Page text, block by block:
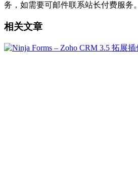
务，如需要可邮件联系站长付费服务。
相关文章